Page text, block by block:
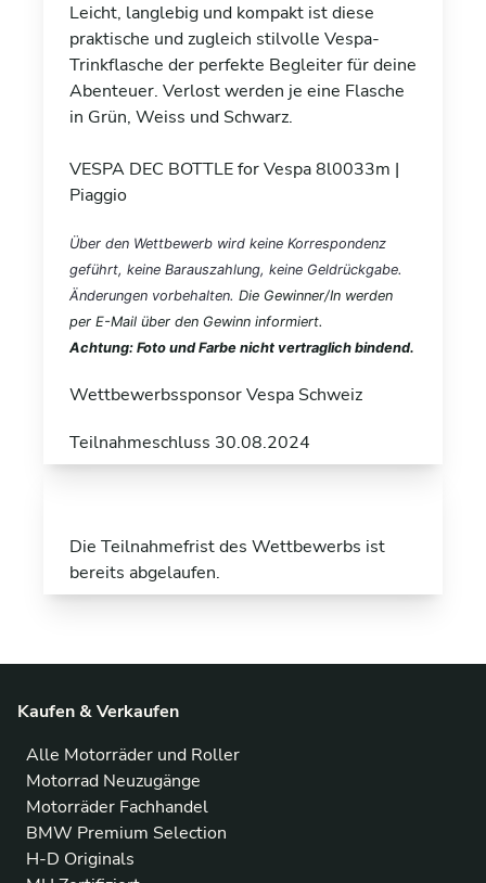
Leicht, langlebig und kompakt ist diese
praktische und zugleich stilvolle Vespa-
Trinkflasche der perfekte Begleiter für deine
Abenteuer. Verlost werden je eine Flasche
in Grün, Weiss und Schwarz.
VESPA DEC BOTTLE for Vespa 8l0033m |
Piaggio
Über den Wettbewerb wird keine Korrespondenz
geführt, keine Barauszahlung, keine Geldrückgabe.
Änderungen vorbehalten. Die Gewinner/In werden
per E-Mail über den Gewinn informiert.
Achtung: Foto und Farbe nicht vertraglich bindend.
WettbewerbssponsorVespa Schweiz
Teilnahmeschluss 30.08.2024
Die Teilnahmefrist des Wettbewerbs ist
bereits abgelaufen.
Kaufen & Verkaufen
Alle Motorräder und Roller
Motorrad Neuzugänge
Motorräder Fachhandel
BMW Premium Selection
H-D Originals